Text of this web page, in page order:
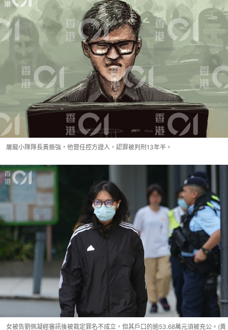
屠龍小隊隊長黃振強，他曾任控方證人，認罪被判刑13年半。
女被告劉佩凝經審訊後被裁定罪名不成立，但其戶口的逾53.68萬元須被充公。(黃